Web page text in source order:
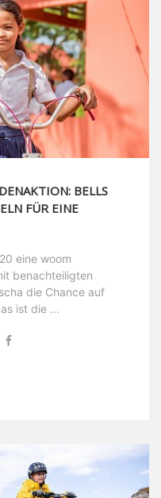
BELLS
FÜR EINE
eine woom
benachteiligten
die Chance auf
ist die ...